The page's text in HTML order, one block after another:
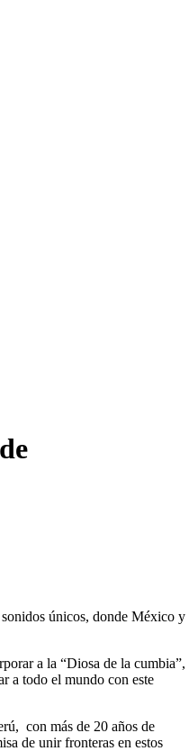
únicos, donde México y
a la “Diosa de la cumbia”,
a todo el mundo con este
con más de 20 años de
de unir fronteras en estos